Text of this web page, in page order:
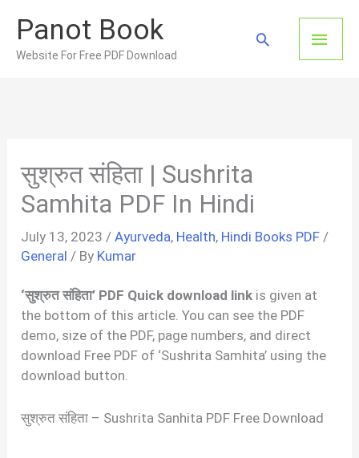
content
Panot Book
Website For Free PDF Download
Main
Search
सुश्रुत संहिता | Sushrita
Samhita PDF In Hindi
July 13, 2023 /Ayurveda, Health, Hindi Books PDF /
General / By Kumar
‘सुश्रुत संहिता’ PDF Quick download link is given at
the bottom of this article. You can see the PDF
demo, size of the PDF, page numbers, and direct
download Free PDF of ‘Sushrita Samhita’ using the
download button.
सुश्रुत संहिता – Sushrita Sanhita PDF Free Download